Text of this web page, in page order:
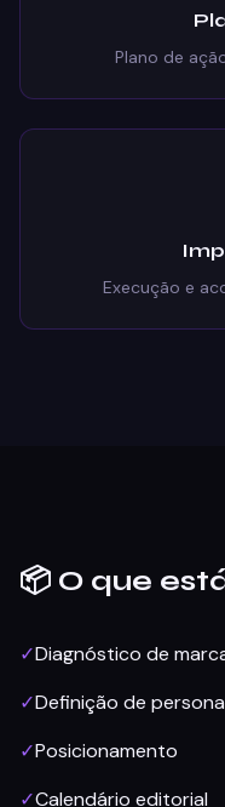
Plano de
Execução e
📦 O que
✓Diagnóstico de
✓Definição de persona
✓Posicionamento
✓Calendário editorial